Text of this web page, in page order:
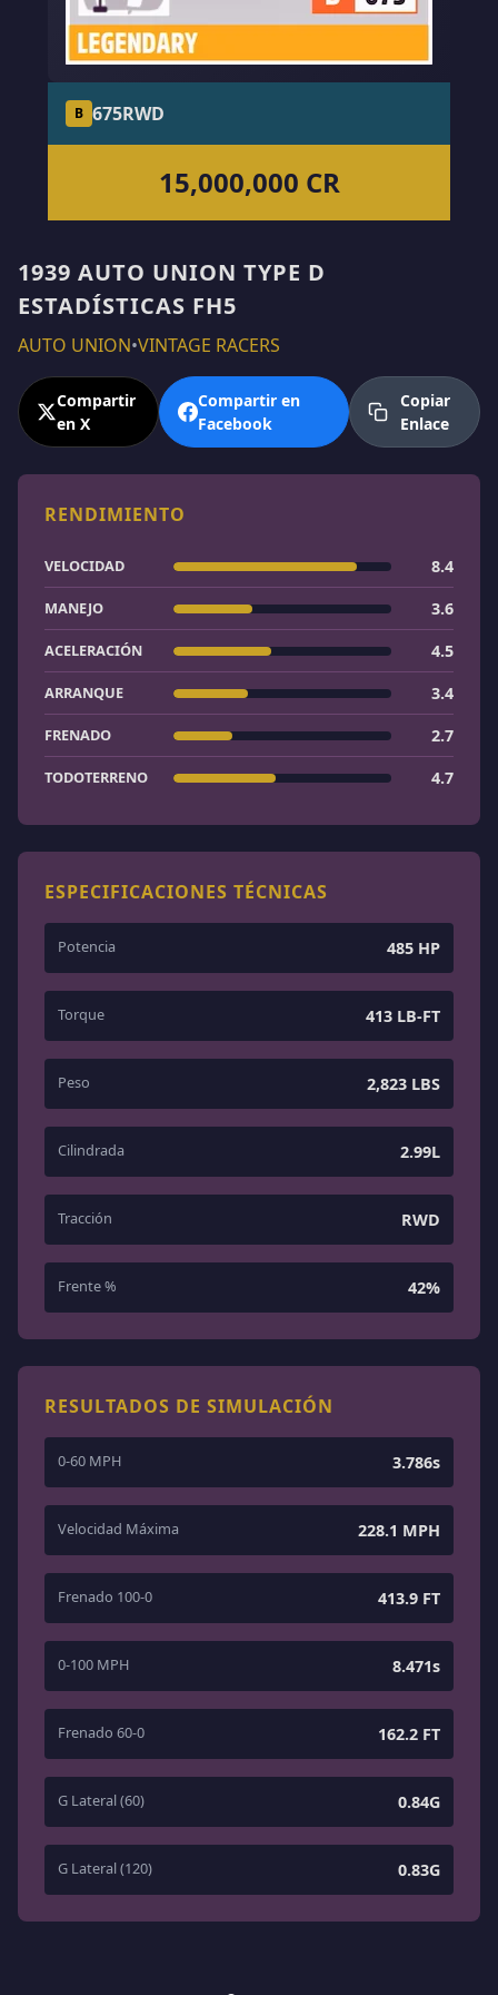
B 675RWD
15,000,000 CR
1939 AUTO UNION TYPE D
ESTADÍSTICAS FH5
AUTO UNION•VINTAGE RACERS
Compartir
en X
Compartir en
Facebook
Copiar
Enlace
RENDIMIENTO
VELOCIDAD 8.4
MANEJO 3.6
ACELERACIÓN 4.5
ARRANQUE 3.4
FRENADO 2.7
TODOTERRENO 4.7
ESPECIFICACIONES TÉCNICAS
Potencia 485 HP
Torque 413 LB-FT
Peso 2,823 LBS
Cilindrada 2.99L
Tracción RWD
Frente % 42%
RESULTADOS DE SIMULACIÓN
0-60 MPH 3.786s
Velocidad Máxima 228.1 MPH
Frenado 100-0 413.9 FT
0-100 MPH 8.471s
Frenado 60-0 162.2 FT
G Lateral (60) 0.84G
G Lateral (120) 0.83G